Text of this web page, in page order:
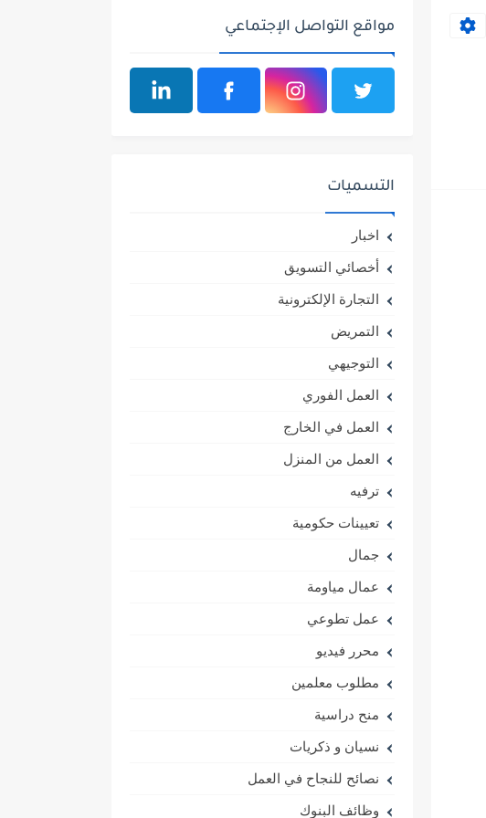
مواقع التواصل الإجتماعي
التسميات
اخبار
أخصائي التسويق
التجارة الإلكترونية
التمريض
التوجيهي
العمل الفوري
العمل في الخارج
العمل من المنزل
ترفيه
تعيينات حكومية
جمال
عمال مياومة
عمل تطوعي
محرر فيديو
مطلوب معلمين
منح دراسية
نسيان و ذكريات
نصائح للنجاح في العمل
وظائف البنوك